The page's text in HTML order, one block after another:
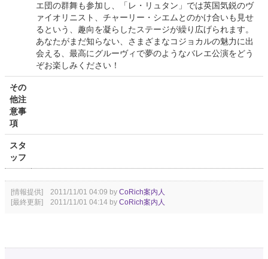
エ団の群舞も参加し、「レ・リュタン」では英国気鋭のヴ
ァイオリニスト、チャーリー・シエムとのかけ合いも見せ
るという、趣向を凝らしたステージが繰り広げられます。
あなたがまだ知らない、さまざまなコジョカルの魅力に出
会える、最高にグルーヴィで夢のようなバレエ公演をどう
ぞお楽しみください！
その
他注
意事
項
スタ
ッフ
[情報提供] 2011/11/01 04:09 by CoRich案内人
[最終更新] 2011/11/01 04:14 by CoRich案内人